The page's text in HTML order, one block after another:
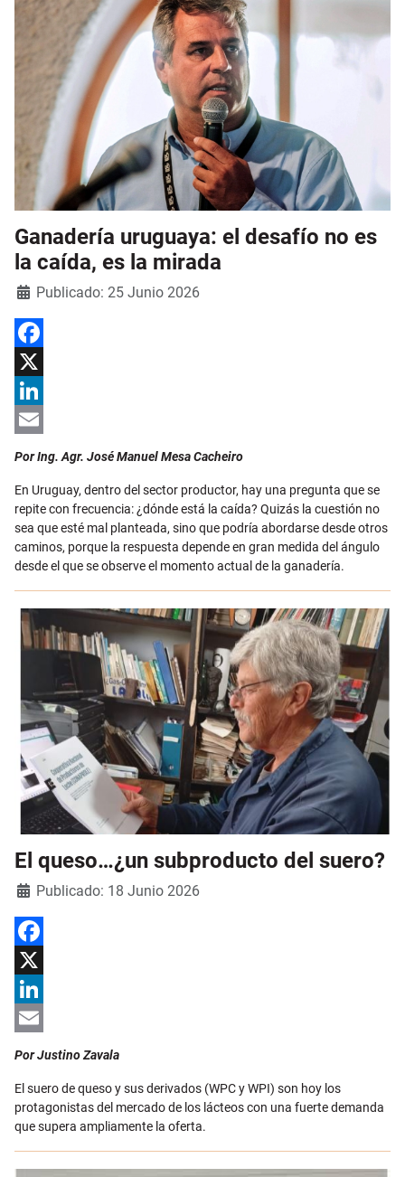
Ganadería uruguaya: el desafío no es
la caída, es la mirada
DetallesPublicado: 25 Junio 2026
Facebook
X
LinkedIn
Email
Por Ing. Agr. José Manuel Mesa Cacheiro
En Uruguay, dentro del sector productor, hay una pregunta que se
repite con frecuencia: ¿dónde está la caída? Quizás la cuestión no
sea que esté mal planteada, sino que podría abordarse desde otros
caminos, porque la respuesta depende en gran medida del ángulo
desde el que se observe el momento actual de la ganadería.
El queso…¿un subproducto del suero?
DetallesPublicado: 18 Junio 2026
Facebook
X
LinkedIn
Email
Por Justino Zavala
El suero de queso y sus derivados (WPC y WPI) son hoy los
protagonistas del mercado de los lácteos con una fuerte demanda
que supera ampliamente la oferta.